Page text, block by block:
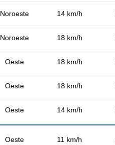
Noroeste 14 km/h
Noroeste 18 km/h
Oeste 18 km/h
Oeste 18 km/h
Oeste 14 km/h
Oeste 11 km/h